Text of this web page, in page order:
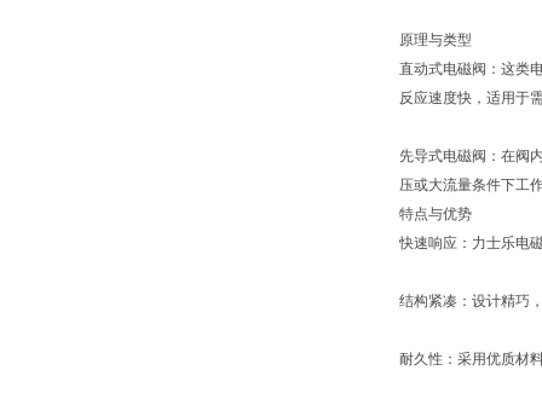
原理与类型
直动式电磁阀：这类
反应速度快，适用于
先导式电磁阀：在阀
压或大流量条件下工
特点与优势
快速响应：力士乐电
结构紧凑：设计精巧
耐久性：采用优质材